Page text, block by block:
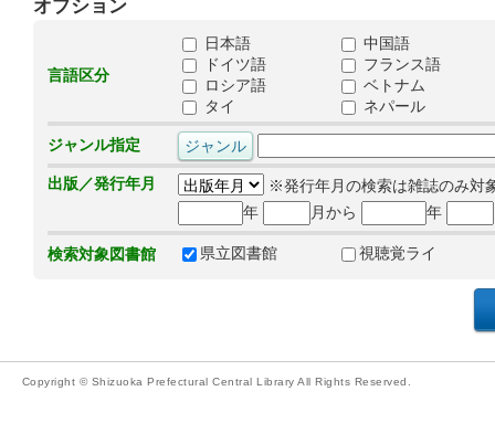
オプション
言語区分
日本語
中国語
ドイツ語
フランス語
ロシア語
ベトナム
タイ
ネパール
ジャンル指定
出版／発行年月
※発行年月の検索は雑誌のみ対
年
月から 年
検索対象図書館 県立図書館 視聴覚ライ
Copyright © Shizuoka Prefectural Central Library All Rights Reserved.